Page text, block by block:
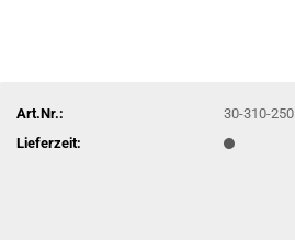
Art.Nr.:
30-310-250
Lieferzeit: